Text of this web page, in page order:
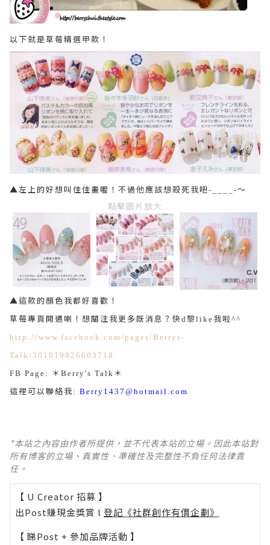
以下就是草莓精選甲款！
▲左上的好想叫佳佳畫喔！不過他應該想殺死我吧-____-～
點擊圖片放大
▲這款的顏色我都好喜歡！
草莓專頁開通喇！想關注我更多既消息？快d黎like 我啦 ^^
http://www.facebook.com/pages/Berrys-
Talk/301019826603718
FB Page:
＊ Berry's Talk ＊
這裡可以聯絡我 : Berry1437@hotmail.com
*本站之內容由作者所提供，並不代表本站的立場。因此本站對
所有博客的立場、真實性、準確性及完整性不負任何法律責
任。
【 U Creator 招募 】
出Post賺現金獎賞 l 登記《社群創作有價企劃》
【 睇Post + 參加品牌活動 】